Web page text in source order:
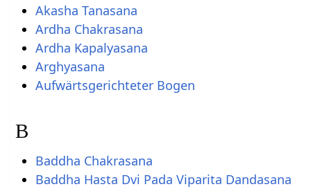
Akasha Tanasana
Ardha Chakrasana
Ardha Kapalyasana
Arghyasana
Aufwärtsgerichteter Bogen
B
Baddha Chakrasana
Baddha Hasta Dvi Pada Viparita Dandasana